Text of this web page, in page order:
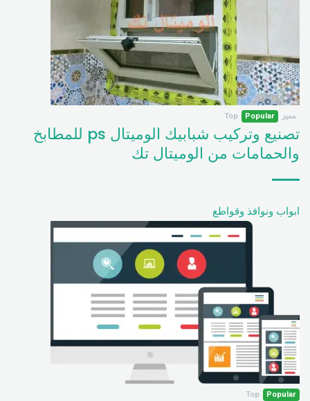
مميز Popular
Top
تصنيع وتركيب شبابيك الوميتال ps للمطابخ
والحمامات من الوميتال تك
ابواب ونوافذ وقواطع
Popular
Top